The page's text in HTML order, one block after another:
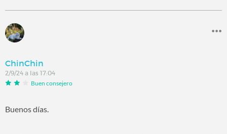
ChinChin
2/9/24 a las 17:04
Buen consejero
Buenos días.